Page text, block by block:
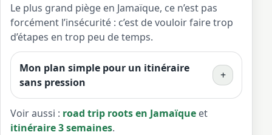
Le plus grand piège en Jamaïque, ce n’est pas
forcément l’insécurité : c’est de vouloir faire trop
d’étapes en trop peu de temps.
Mon plan simple pour un itinéraire
sans pression
+
Voir aussi : road trip roots en Jamaïque et
itinéraire 3 semaines.